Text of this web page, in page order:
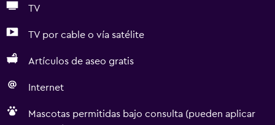
TV
TV por cable o vía satélite
Artículos de aseo gratis
Internet
Mascotas permitidas bajo consulta (pueden aplicar